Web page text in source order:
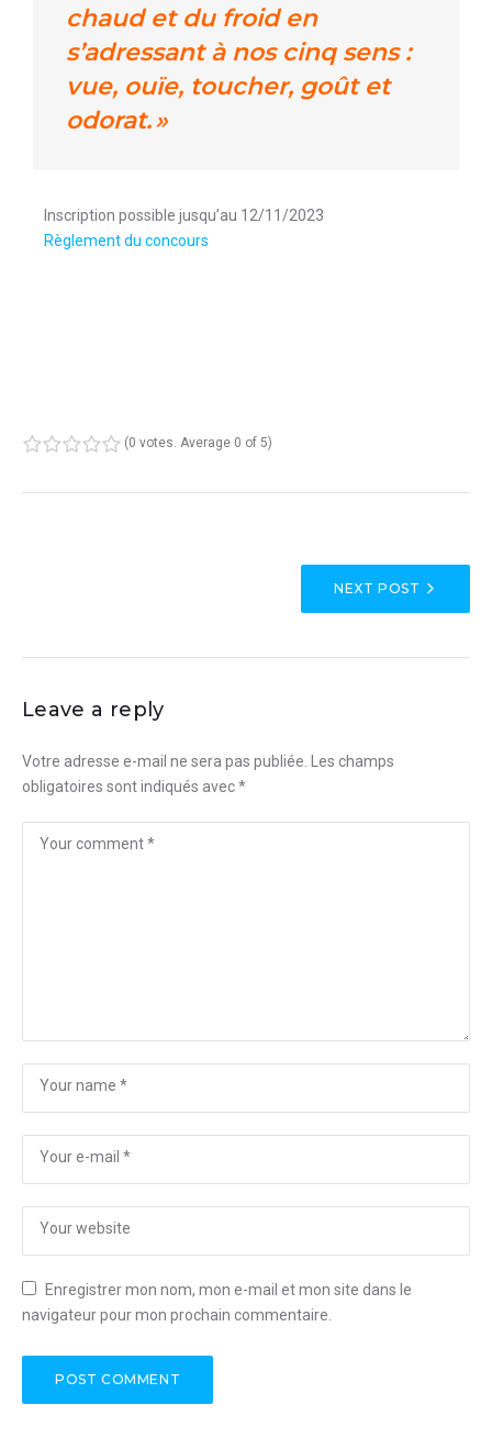
chaud et du froid en
s’adressant à nos cinq sens :
vue, ouïe, toucher, goût et
odorat. »
Inscription possible jusqu’au 12/11/2023
Règlement du concours
(0 votes . Average 0 of 5)
NEXT POST
Leave a reply
Votre adresse e-mail ne sera pas publiée.
Les champs
obligatoires sont indiqués avec*
Enregistrer mon nom, mon e-mail et mon site dans le
navigateur pour mon prochain commentaire.